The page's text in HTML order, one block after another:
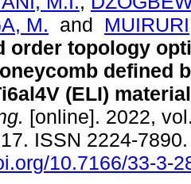
M. and
order topology
defined
(ELI)
[online]. 2022,
ISSN 2224-
10.7166/33-3-